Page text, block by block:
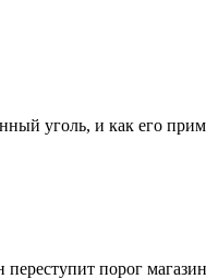
уголь, и как его
порог